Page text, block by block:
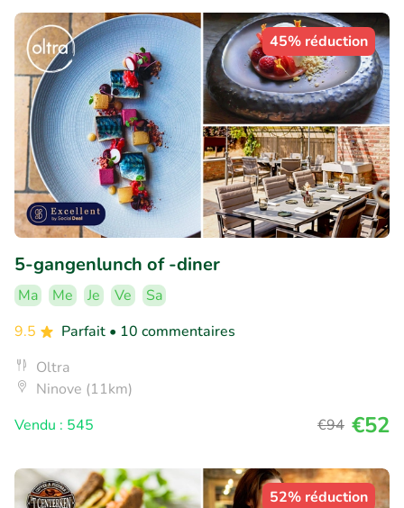
45% réduction
5-gangenlunch of -diner
Ma Me Je Ve
Sa
9.5
Parfait • 10 commentaires
Oltra
Ninove (11km)
Vendu : 545
€94 €52
52% réduction